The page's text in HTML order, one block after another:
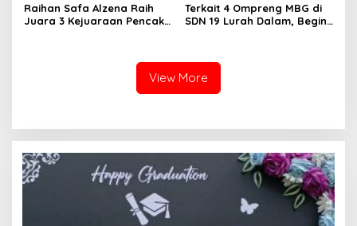
Raihan Safa Alzena Raih
Juara 3 Kejuaraan Pencak
Terkait 4 Ompreng MBG di
SDN 19 Lurah Dalam, Begini
View More